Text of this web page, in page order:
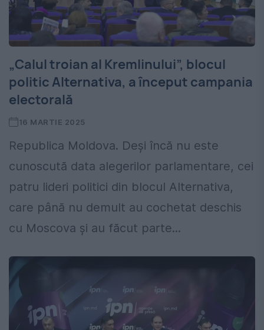
„Calul troian al Kremlinului”, blocul
politic Alternativa, a început campania
electorală
16 MARTIE 2025
Republica Moldova. Deşi încă nu este
cunoscută data alegerilor parlamentare, cei
patru lideri politici din blocul Alternativa,
care până nu demult au cochetat deschis
cu Moscova şi au făcut parte...